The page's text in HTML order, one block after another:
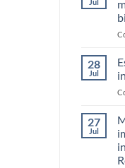
28
Jul
27
Jul